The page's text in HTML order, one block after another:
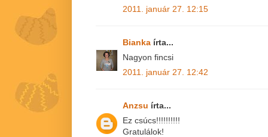
2011. január 27. 12:15
Bianka írta...
Nagyon fincsi
2011. január 27. 12:42
Anzsu írta...
Ez csúcs!!!!!!!!!!
Gratulálok!